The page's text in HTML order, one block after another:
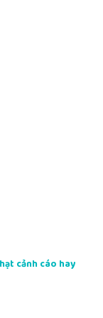
cảnh cáo hay